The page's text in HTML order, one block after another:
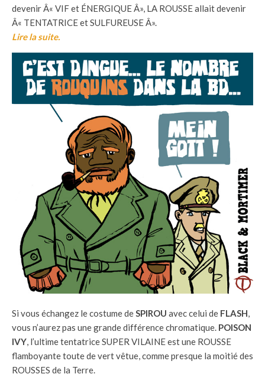
devenir Â« VIF et ÉNERGIQUE Â», LA ROUSSE allait devenir
Â« TENTATRICE et SULFUREUSE Â».
Lire la suite.
Si vous échangez le costume deSPIROU avec celui de FLASH,
vous n’aurez pas une grande différence chromatique. POISON
IVY, l’ultime tentatrice SUPER VILAINE est une ROUSSE
flamboyante toute de vert vêtue, comme presque la moitié des
ROUSSES de la Terre.